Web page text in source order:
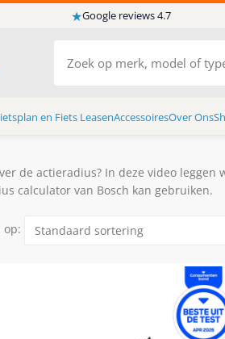
★Google reviews 4.7
en Fiets LeasenAccessoiresOver Ons
de actieradius? In deze video
calculator van Bosch kan gebruiken.
op: